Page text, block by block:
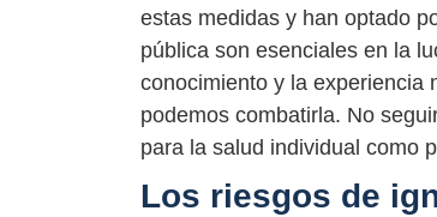
estas medidas y han optado
pública son esenciales en la
conocimiento y la experiencia
podemos combatirla. No
para la salud individual como
Los riesgos de